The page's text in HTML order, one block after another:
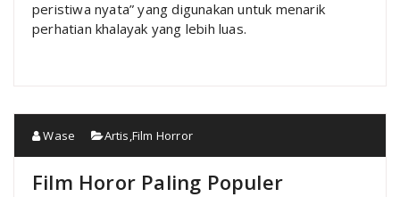
peristiwa nyata” yang digunakan untuk menarik
perhatian khalayak yang lebih luas.
Wase Artis Film Horror
Film Horor Paling Populer